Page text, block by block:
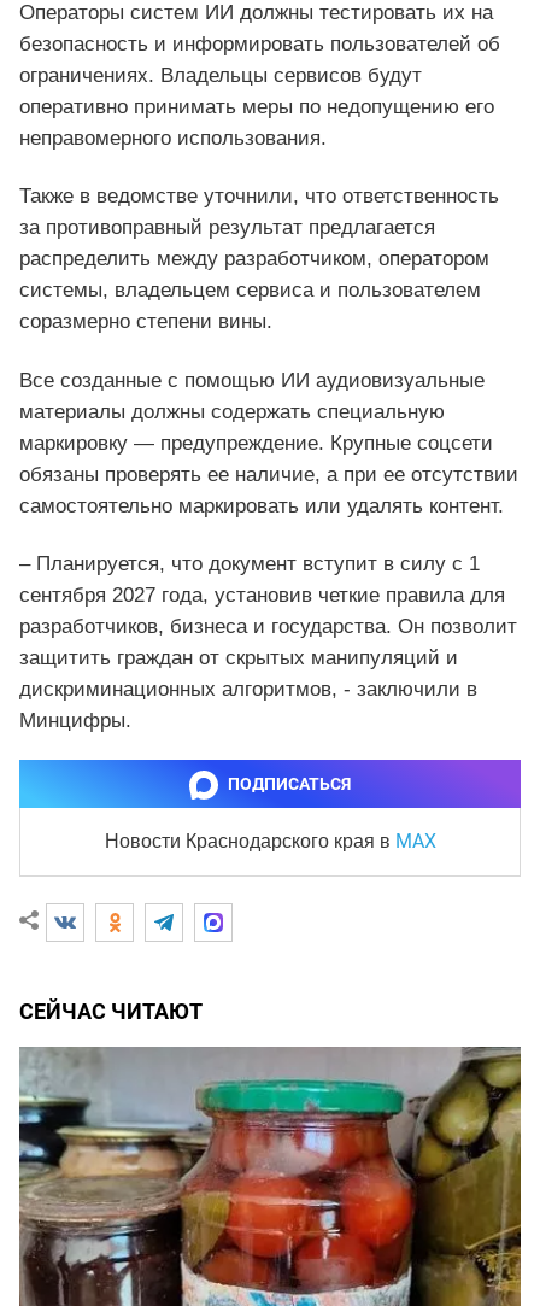
Операторы систем ИИ должны тестировать их на
безопасность и информировать пользователей об
ограничениях. Владельцы сервисов будут
оперативно принимать меры по недопущению его
неправомерного использования.
Также в ведомстве уточнили, что ответственность
за противоправный результат предлагается
распределить между разработчиком, оператором
системы, владельцем сервиса и пользователем
соразмерно степени вины.
Все созданные с помощью ИИ аудиовизуальные
материалы должны содержать специальную
маркировку — предупреждение. Крупные соцсети
обязаны проверять ее наличие, а при ее отсутствии
самостоятельно маркировать или удалять контент.
– Планируется, что документ вступит в силу с 1
сентября 2027 года, установив четкие правила для
разработчиков, бизнеса и государства. Он позволит
защитить граждан от скрытых манипуляций и
дискриминационных алгоритмов, - заключили в
Минцифры.
ПОДПИСАТЬСЯ
Новости Краснодарского края в MAX
СЕЙЧАС ЧИТАЮТ